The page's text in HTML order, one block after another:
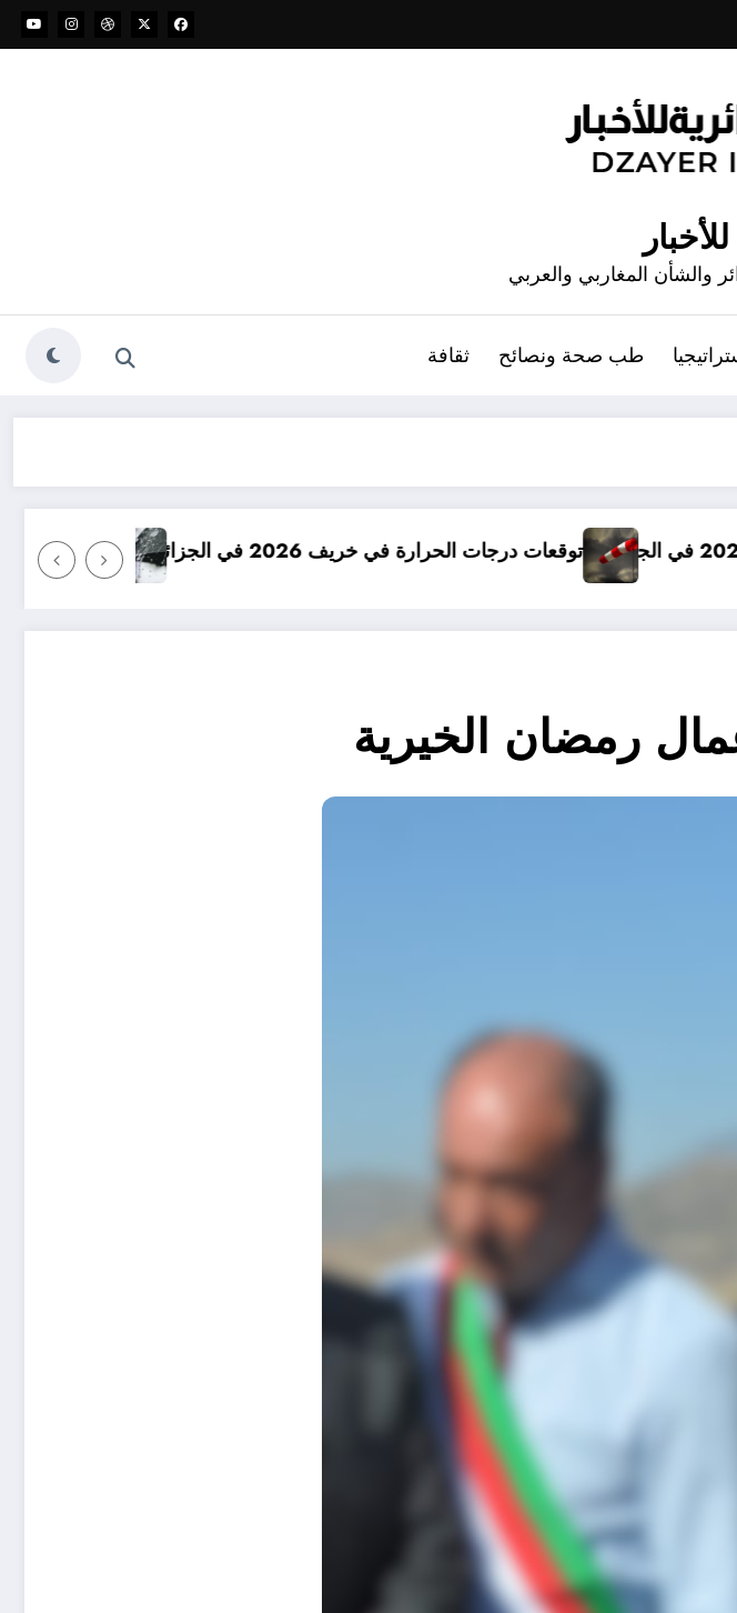
والشأن المغاربي والعربي
طب صحة ونصائح ثقافة
في خريف 2026 في الجزائر امطار بكميات كبيرة جدا متوقعة في الجزائر
رمضان الخيرية